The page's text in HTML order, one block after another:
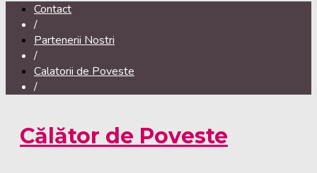
Contact
/
Partenerii Nostri
/
Calatorii de Poveste
/
Călător de Poveste